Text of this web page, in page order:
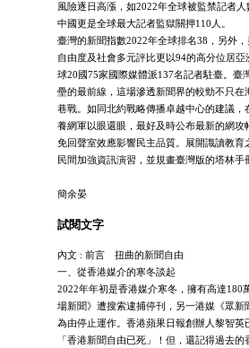
風險逐日高漲，如2022年全球被監禁記者人
中國更是全球最大記者監獄關押110人。
臺灣的新聞指數2022年全球排名38，另外
自由度及社會多元評比更以94的高分位居
球20國75家國際媒體派137名記者駐臺。臺
壘的最前線，這場滲透新聞界的較勁不只在
巷戰。如同北約戰略傳播卓越中心的建議，
養網軍以眼還眼，最好及時公布最新的網攻
免回聲室效應影響民主品質。展開識讀教育
民間加強資訊演習，並規畫臺灣版的塔林手
簡余晏
試閱文字
內文 : 前言 扭曲的新聞自由
一、從香港媒介的寒冬談起
2022年年初是香港媒介寒冬，擁有高達180
場新聞》遭搜索逮捕停刊，另一港媒《眾新
為由停止運作。香港蘋果日報創辦人黎智英
「香港新聞自由已死」！但，還記得過去